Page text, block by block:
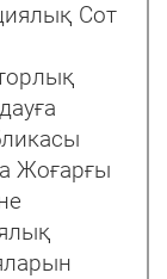
Сот
Жоғарғы